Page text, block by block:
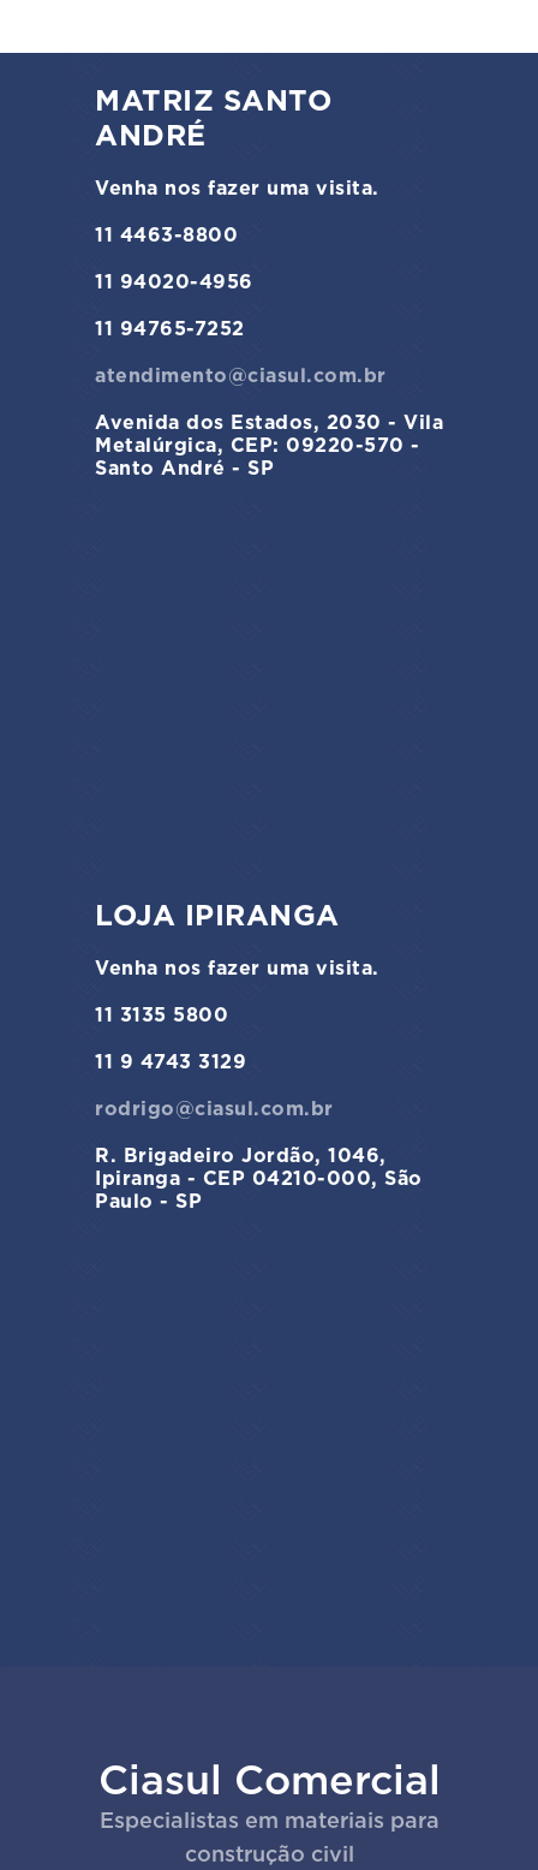
MATRIZ SANTO
ANDRÉ
Venha nos fazer uma visita.
11 4463-8800
11 94020-4956
11 94765-7252
atendimento@ciasul.com.br
Avenida dos Estados, 2030 - Vila
Metalúrgica, CEP: 09220-570 -
Santo André - SP
LOJA IPIRANGA
Venha nos fazer uma visita.
11 3135 5800
11 9 4743 3129
rodrigo@ciasul.com.br
R. Brigadeiro Jordão, 1046,
Ipiranga - CEP 04210-000, São
Paulo - SP
Ciasul Comercial
Especialistas em materiais para
construção civil